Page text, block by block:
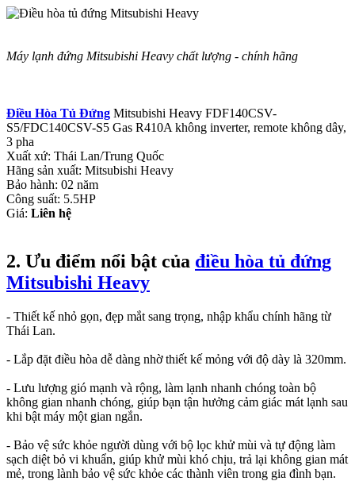
Máy lạnh đứng Mitsubishi Heavy chất lượng - chính hãng
Điều Hòa Tủ Đứng Mitsubishi Heavy FDF140CSV-
S5/FDC140CSV-S5 Gas R410A không inverter, remote không dây,
3 pha
Xuất xứ: Thái Lan/Trung Quốc
Hãng sản xuất: Mitsubishi Heavy
Bảo hành: 02 năm
Công suất: 5.5HP
Giá: Liên hệ
2. Ưu điểm nổi bật của điều hòa tủ đứng
Mitsubishi Heavy
- Thiết kế nhỏ gọn, đẹp mắt sang trọng, nhập khẩu chính hãng từ
Thái Lan.
- Lắp đặt điều hòa dễ dàng nhờ thiết kế mỏng với độ dày là 320mm.
- Lưu lượng gió mạnh và rộng, làm lạnh nhanh chóng toàn bộ
không gian nhanh chóng, giúp bạn tận hưởng cảm giác mát lạnh sau
khi bật máy một gian ngắn.
- Bảo vệ sức khỏe người dùng với bộ lọc khử mùi và tự động làm
sạch diệt bỏ vi khuẩn, giúp khử mùi khó chịu, trả lại không gian mát
mẻ, trong lành bảo vệ sức khỏe các thành viên trong gia đình bạn.